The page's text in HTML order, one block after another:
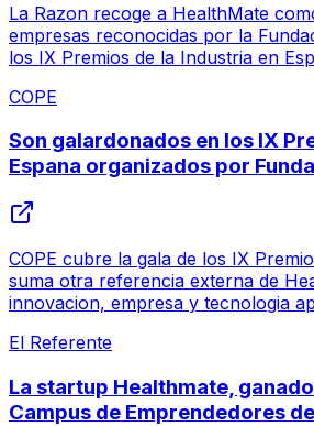
La Razon recoge a HealthMate
empresas reconocidas por la
los IX Premios de la Industria en
COPE
Son galardonados en los IX
Espana organizados por
COPE cubre la gala de los IX
suma otra referencia externa de
innovacion, empresa y tecnologia
El Referente
La startup Healthmate,
Campus de Emprendedores